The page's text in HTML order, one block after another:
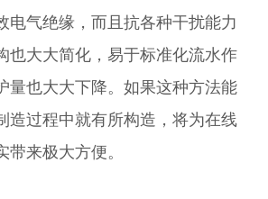
电气绝缘，而且抗各种干扰能力
也大大简化，易于标准化流水作
量也大大下降。如果这种方法能
造过程中就有所构造，将为在线
来极大方便。